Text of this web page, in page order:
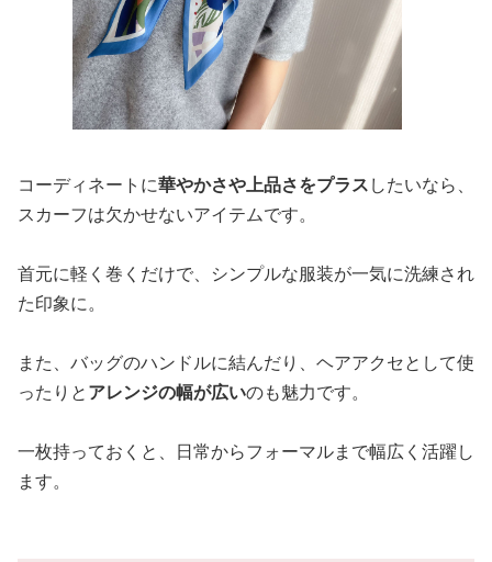
コーディネートに華やかさや上品さをプラスしたいなら、
スカーフは欠かせないアイテムです。
首元に軽く巻くだけで、シンプルな服装が一気に洗練され
た印象に。
また、バッグのハンドルに結んだり、ヘアアクセとして使
ったりとアレンジの幅が広いのも魅力です。
一枚持っておくと、日常からフォーマルまで幅広く活躍し
ます。